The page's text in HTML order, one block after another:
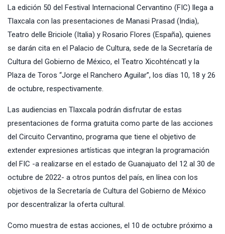
La edición 50 del Festival Internacional Cervantino (FIC) llega a
Tlaxcala con las presentaciones de Manasi Prasad (India),
Teatro delle Briciole (Italia) y Rosario Flores (España), quienes
se darán cita en el Palacio de Cultura, sede de la Secretaría de
Cultura del Gobierno de México, el Teatro Xicohténcatl y la
Plaza de Toros “Jorge el Ranchero Aguilar”, los días 10, 18 y 26
de octubre, respectivamente.
Las audiencias en Tlaxcala podrán disfrutar de estas
presentaciones de forma gratuita como parte de las acciones
del Circuito Cervantino, programa que tiene el objetivo de
extender expresiones artísticas que integran la programación
del FIC -a realizarse en el estado de Guanajuato del 12 al 30 de
octubre de 2022- a otros puntos del país, en línea con los
objetivos de la Secretaría de Cultura del Gobierno de México
por descentralizar la oferta cultural.
Como muestra de estas acciones, el 10 de octubre próximo a